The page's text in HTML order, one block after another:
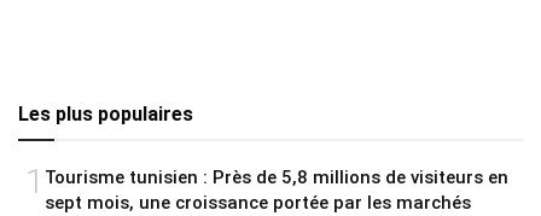
Les plus populaires
1 Tourisme tunisien : Près de 5,8 millions de visiteurs en
sept mois, une croissance portée par les marchés